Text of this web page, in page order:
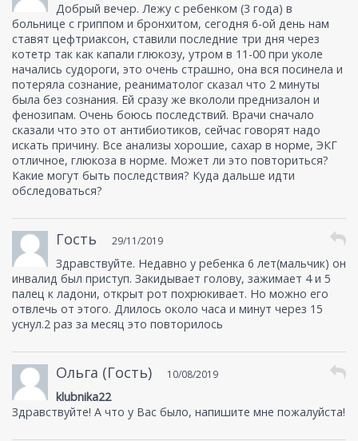
Добрый вечер. Лежу с ребенком (3 года) в
больнице с гриппом и бронхитом, сегодня 6-ой день нам
ставят цефтриаксон, ставили последние три дня через
котетр так как капали глюкозу, утром в 11-00 при уколе
начались судороги, это очень страшно, она вся посинела и
потеряла сознание, реаниматолог сказал что 2 минуты
была без сознания. Ей сразу же вкололи преднизалон и
фенозипам. Очень боюсь последствий. Врачи сначало
сказали что это от антибиотиков, сейчас говорят надо
искать причину. Все анализы хорошие, сахар в норме, ЭКГ
отличное, глюкоза в норме. Может ли это повториться?
Какие могут быть последствия? Куда дальше идти
обследоваться?
Гость 29/11/2019
Здравствуйте. Недавно у ребенка 6 лет(мальчик) он
инвалид был приступ. Закидывает голову, зажимает 4 и 5
палец к ладони, открыт рот похрюкивает. Но можно его
отвлечь от этого. Длилось около часа и минут через 15
уснул.2 раз за месяц это повторилось
Ольга (Гость) 10/08/2019
klubnika22
Здравствуйте! А что у Вас было, напишите мне пожалуйста!